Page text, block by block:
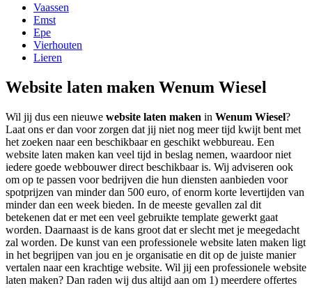
Vaassen
Emst
Epe
Vierhouten
Lieren
Website laten maken Wenum Wiesel
Wil jij dus een nieuwe website laten maken in Wenum Wiesel?
Laat ons er dan voor zorgen dat jij niet nog meer tijd kwijt bent met
het zoeken naar een beschikbaar en geschikt webbureau. Een
website laten maken kan veel tijd in beslag nemen, waardoor niet
iedere goede webbouwer direct beschikbaar is. Wij adviseren ook
om op te passen voor bedrijven die hun diensten aanbieden voor
spotprijzen van minder dan 500 euro, of enorm korte levertijden van
minder dan een week bieden. In de meeste gevallen zal dit
betekenen dat er met een veel gebruikte template gewerkt gaat
worden. Daarnaast is de kans groot dat er slecht met je meegedacht
zal worden. De kunst van een professionele website laten maken ligt
in het begrijpen van jou en je organisatie en dit op de juiste manier
vertalen naar een krachtige website. Wil jij een professionele website
laten maken? Dan raden wij dus altijd aan om 1) meerdere offertes